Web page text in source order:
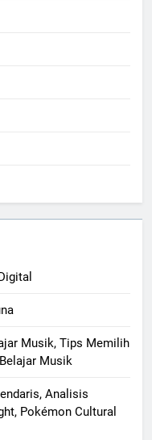
Musik, Tips Memilih
Musik
Analisis
Pokémon Cultural